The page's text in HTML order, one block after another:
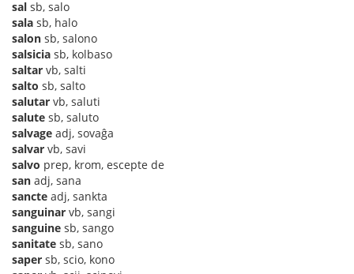
sal sb, salo
sala sb, halo
salon sb, salono
salsicia sb, kolbaso
saltar vb, salti
salto sb, salto
salutar vb, saluti
salute sb, saluto
salvage adj, sovaĝa
salvar vb, savi
salvo prep, krom, escepte de
san adj, sana
sancte adj, sankta
sanguinar vb, sangi
sanguine sb, sango
sanitate sb, sano
saper sb, scio, kono